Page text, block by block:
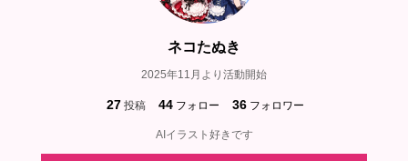
ネコたぬき
2025年11月より活動開始
27 投稿 44 フォロー 36 フォロワー
AIイラスト好きです